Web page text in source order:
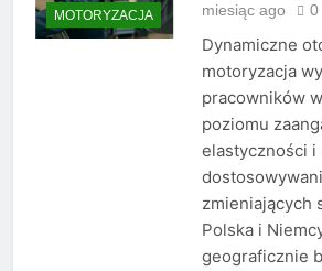
MOTORYZACJA
miesiąc ago
0
Dynamiczne
motoryzacja
pracowników
poziomu
elastyczności
zmieniających
Polska i
geograficznie